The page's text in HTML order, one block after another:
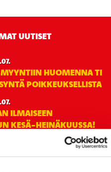
UUTISET
HUOMENNA TI
POIKKEUKSELLISTA
ILMAISEEN
KESÄ-HEINÄKUUSSA!